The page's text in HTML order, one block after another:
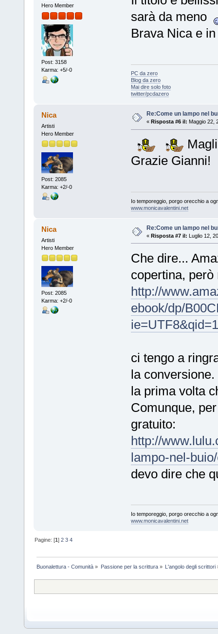
Hero Member
Post: 3158
Karma: +5/-0
sarà da meno
Brava Nica e
PC da zero
Blog da zero
Mai dire solo foto
twitter/pcdazero
Nica
Artisti
Hero Member
Post: 2085
Karma: +2/-0
Re:Come un lampo nel
« Risposta #6 il: Maggio 22,
Grazie Gianni!
Io temporeggio, porgo orecchio a
www.monicavalentini.net
Nica
Artisti
Hero Member
Post: 2085
Karma: +2/-0
Re:Come un lampo nel
« Risposta #7 il: Luglio 12,
Che dire...
copertina, però
http://
ebook/dp/
ci tengo a
la
la prima volta
Comunque,
gratuito:
http://
lampo-nel-
devo dire che
Io temporeggio, porgo orecchio a
www.monicavalentini.net
Pagine: [1]2 3 4
Buonalettura - Comunità » Passione per la scrittura» L'angolo degli scrittori